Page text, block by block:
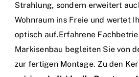
Strahlung, sondern erweitert
Wohnraum ins Freie und wertet
optisch auf.Erfahrene
Markisenbau begleiten Sie von
zur fertigen Montage. Zu den